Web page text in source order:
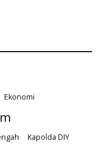
Ekonomi
Kapolda DIY